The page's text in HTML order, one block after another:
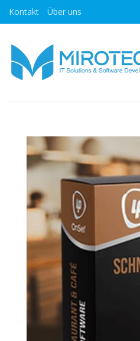
Zum
Inhalt
springen
Kontakt Über uns